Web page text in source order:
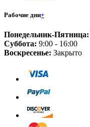
Рабочие дни+
Понедельник-Пятница:
Суббота: 9:00 - 16:00
Воскресенье: Закрыто